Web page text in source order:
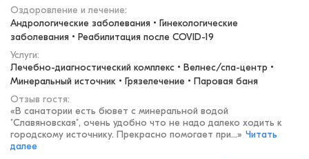
Оздоровление и лечение:
Андрологические заболевания • Гинекологические
заболевания • Реабилитация после COVID-19
Услуги:
Лечебно-диагностический комплекс • Велнес/спа-центр •
Минеральный источник • Грязелечение • Паровая баня
Отзыв гостя:
«В санатории есть бювет с минеральной водой
"Славяновская", очень удобно что не надо далеко ходить к
городскому источнику. Прекрасно помогает при...» Читать
далее